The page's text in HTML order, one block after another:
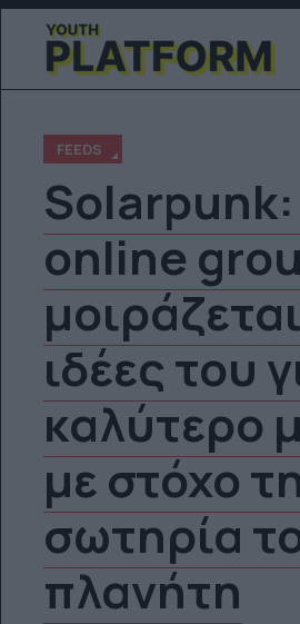
FEEDS
online
ιδέες του
καλύτερο
με στόχο
σωτηρία
πλανήτη